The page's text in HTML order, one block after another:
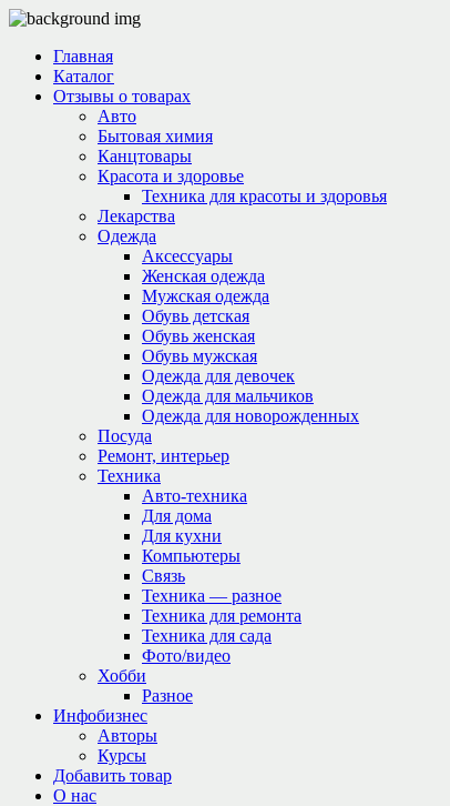
Главная
Каталог
Отзывы о товарах
Авто
Бытовая химия
Канцтовары
Красота и здоровье
Техника для красоты и здоровья
Лекарства
Одежда
Аксессуары
Женская одежда
Мужская одежда
Обувь детская
Обувь женская
Обувь мужская
Одежда для девочек
Одежда для мальчиков
Одежда для новорожденных
Посуда
Ремонт, интерьер
Техника
Авто-техника
Для дома
Для кухни
Компьютеры
Связь
Техника — разное
Техника для ремонта
Техника для сада
Фото/видео
Хобби
Разное
Инфобизнес
Авторы
Курсы
Добавить товар
О нас